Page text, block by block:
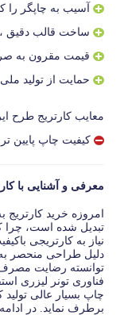
آسیب به چاپگر را
ساخت قالب دقیق ،
قیمت مقرون به
حمایت از تولید ملی
معایب کارتریج طرح
کیفیت چاپ پایین
معرفی و آشنایی با
امروزه خرید
تبدیل شده است، چرا
نیاز به کارتریجی
دلیل طراحی منحصر
توانسته رضایت
فناوری تونر لیزری
چاپ بسیار عالی
برطرف نماید. در